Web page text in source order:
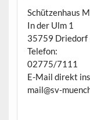
Schützenhaus
In der Ulm 1
35759 Driedorf
Telefon:
02775/7111
E-Mail direkt
mail@sv-